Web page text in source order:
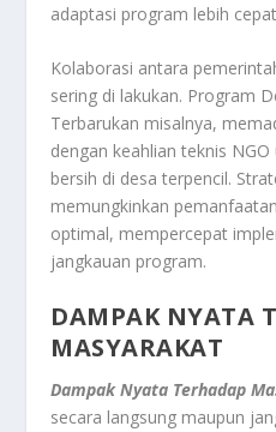
adaptasi program lebih
Kolaborasi antara
sering di lakukan. Program
Terbarukan misalnya,
dengan keahlian teknis
bersih di desa terpencil.
memungkinkan
optimal, mempercepat
jangkauan program.
DAMPAK NYATA
MASYARAKAT
Dampak Nyata Terhadap
secara langsung maupun